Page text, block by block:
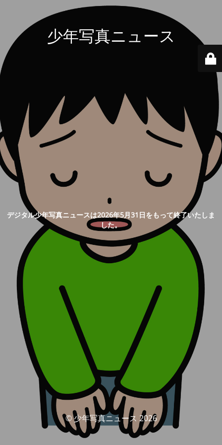
少年写真ニュース
デジタル少年写真ニュースは2026年5月31日をもって終了いたしま
した。
© 少年写真ニュース 2026